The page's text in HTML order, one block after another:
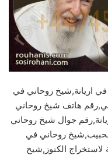
اريانة,شيخ روحاني في
هاتف شيخ روحاني
جوال شيخ روحاني
روحاني في
لاستخراج الكنوز,شيخ